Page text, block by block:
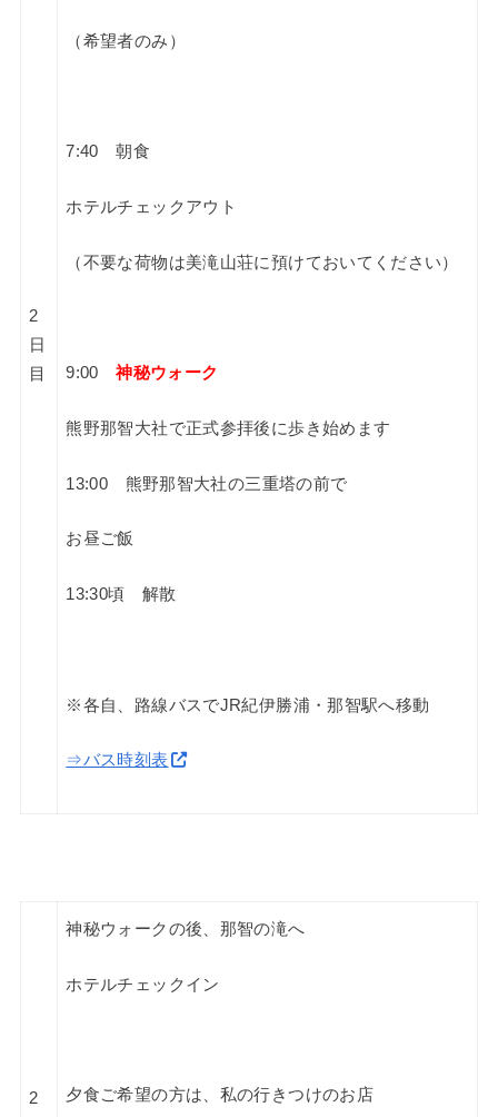
2
日
目
（希望者のみ ）
7:40 朝食
ホテルチェックアウト
（不要な荷物は美滝山荘に預けておいてください）
9:00神秘ウォーク
熊野那智大社で正式参拝後に歩き始めます
13:00 熊野那智大社の三重塔の前で
お昼ご飯
13:30頃 解散
※各自、路線バスでJR紀伊勝浦・那智駅へ移動
⇒バス時刻表
2
神秘ウォークの後、那智の滝へ
ホテルチェックイン
夕食ご希望の方は、私の行きつけのお店